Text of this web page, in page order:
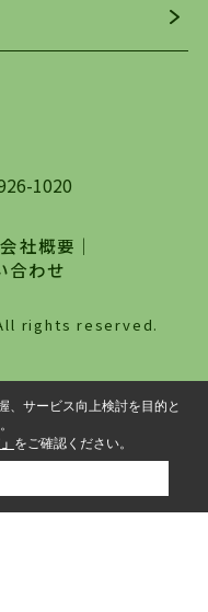
扱量を誇ってお
紹介する、従来
理想のお部屋を
いた物件情報に
フがサポートさ
おります。私た
客様との末長い
らしから、就
どなど一生涯に
、地域に密着し
ができればと強
1020
会社概要 ｜
合わせ
rights reserved.
、サービス向上検討を目的と
をご確認ください。